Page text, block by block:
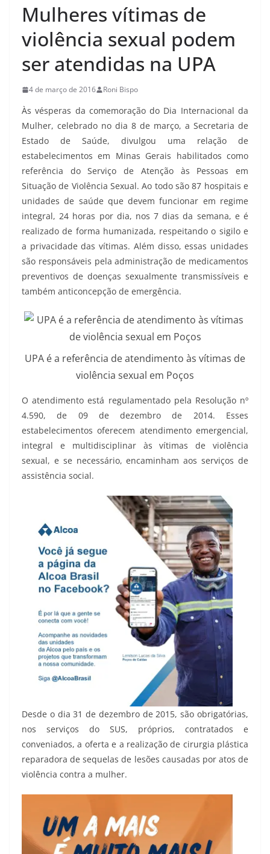
Mulheres vítimas de
violência sexual podem
ser atendidas na UPA
4 de março de 2016 Roni Bispo
Às vésperas da comemoração do Dia Internacional da
Mulher, celebrado no dia 8 de março, a Secretaria de
Estado de Saúde, divulgou uma relação de
estabelecimentos em Minas Gerais habilitados como
referência do Serviço de Atenção às Pessoas em
Situação de Violência Sexual. Ao todo são 87 hospitais e
unidades de saúde que devem funcionar em regime
integral, 24 horas por dia, nos 7 dias da semana, e é
realizado de forma humanizada, respeitando o sigilo e
a privacidade das vítimas. Além disso, essas unidades
são responsáveis pela administração de medicamentos
preventivos de doenças sexualmente transmissíveis e
também anticoncepção de emergência.
UPA é a referência de atendimento às vítimas de
violência sexual em Poços
O atendimento está regulamentado pela Resolução nº
4.590, de 09 de dezembro de 2014. Esses
estabelecimentos oferecem atendimento emergencial,
integral e multidisciplinar às vítimas de violência
sexual, e se necessário, encaminham aos serviços de
assistência social.
Desde o dia 31 de dezembro de 2015, são obrigatórias,
nos serviços do SUS, próprios, contratados e
conveniados, a oferta e a realização de cirurgia plástica
reparadora de sequelas de lesões causadas por atos de
violência contra a mulher.